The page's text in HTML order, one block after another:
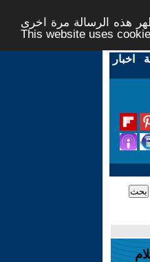
هذه الرسالة مرة اخرى -
This website uses
- اخبار